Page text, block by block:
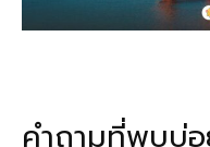
คำถามที่พบบ่อ